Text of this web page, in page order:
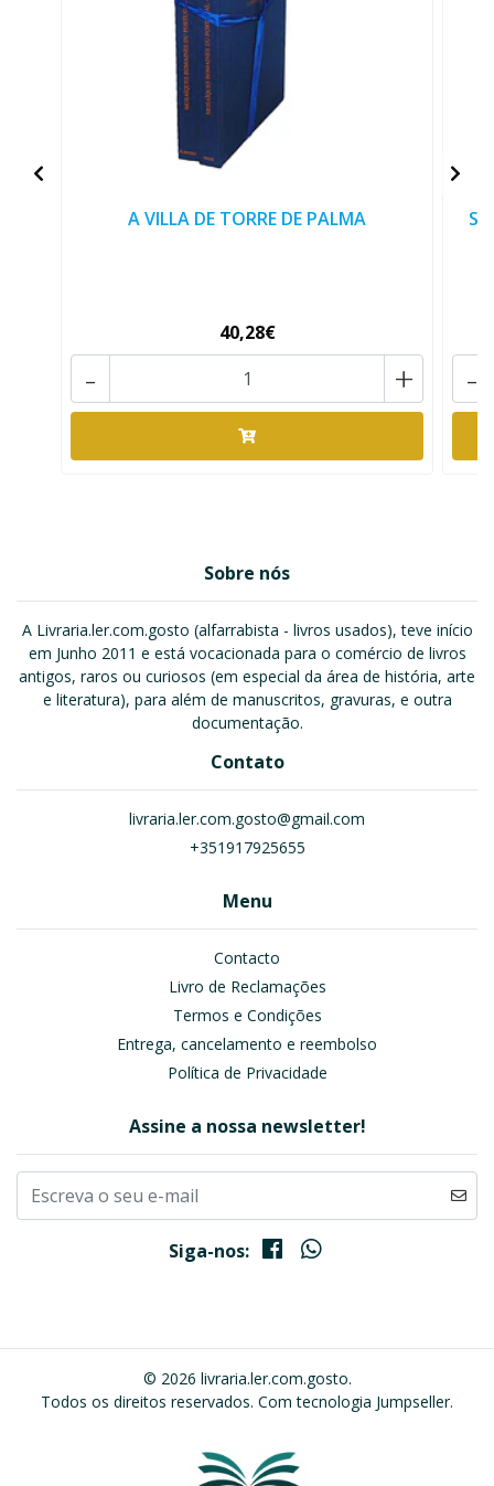
A VILLA DE TORRE DE PALMA
40,28€
+
- -
Sobre nós
A Livraria.ler.com.gosto (alfarrabista - livros usados), teve início
em Junho 2011 e está vocacionada para o comércio de livros
antigos, raros ou curiosos (em especial da área de história, arte
e literatura), para além de manuscritos, gravuras, e outra
documentação.
Contato
livraria.ler.com.gosto@gmail.com
+351917925655
Menu
Contacto
Livro de Reclamações
Termos e Condições
Entrega, cancelamento e reembolso
Política de Privacidade
Assine a nossa newsletter!
Siga-nos:
© 2026 livraria.ler.com.gosto.
Todos os direitos reservados. Com tecnologia Jumpseller.